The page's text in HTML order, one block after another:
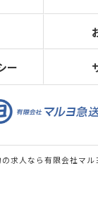
ー
人なら有限会社マルヨ